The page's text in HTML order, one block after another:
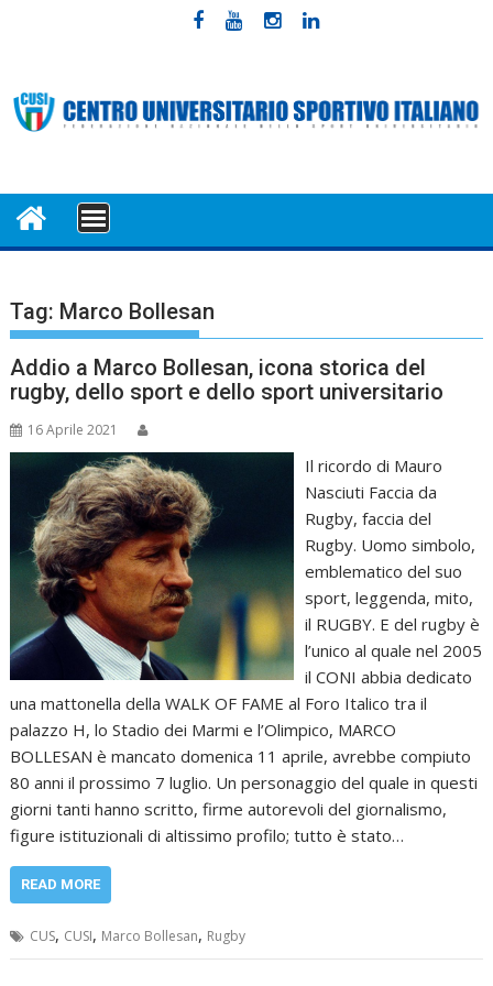
MENU
Tag: Marco Bollesan
Addio a Marco Bollesan, icona storica del
rugby, dello sport e dello sport universitario
16 Aprile 2021
Il ricordo di Mauro
Nasciuti Faccia da
Rugby, faccia del
Rugby. Uomo simbolo,
emblematico del suo
sport, leggenda, mito,
il RUGBY. E del rugby è
l’unico al quale nel 2005
il CONI abbia dedicato
una mattonella della WALK OF FAME al Foro Italico tra il
palazzo H, lo Stadio dei Marmi e l’Olimpico, MARCO
BOLLESAN è mancato domenica 11 aprile, avrebbe compiuto
80 anni il prossimo 7 luglio. Un personaggio del quale in questi
giorni tanti hanno scritto, firme autorevoli del giornalismo,
figure istituzionali di altissimo profilo; tutto è stato…
READ MORE
CUS, CUSI, Marco Bollesan, Rugby